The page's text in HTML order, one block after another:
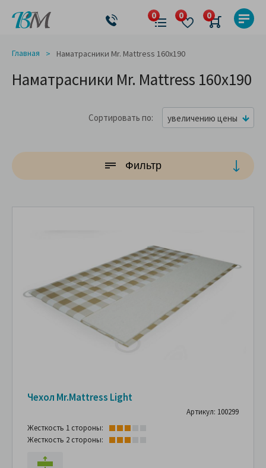
Главная Наматрасники Mr. Mattress 160x190
Наматрасники Mr. Mattress 160x190
Сортировать по увеличению цены
Фильтр
Чехол Mr.Mattress Light
Артикул: 100299
Жесткость 1 стороны:
Жесткость 2 стороны: